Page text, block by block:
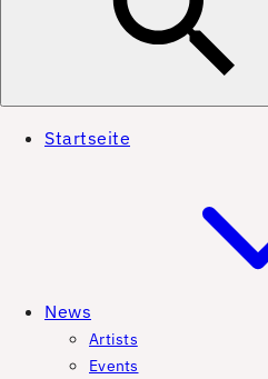
Startseite
News
Artists
Events